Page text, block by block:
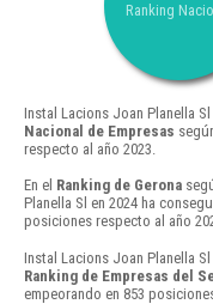
Ranking
Instal Lacions Joan Planella
Nacional de Empresas
respecto al año 2023.
En el Ranking de Gerona
Planella Sl en 2024 ha
posiciones respecto al año
Instal Lacions Joan Planella
Ranking de Empresas del
empeorando en 853